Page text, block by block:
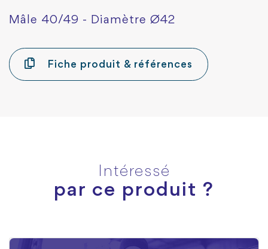
Mâle 40/49 - Diamètre Ø42
Fiche produit & références
Intéressé
par ce produit ?